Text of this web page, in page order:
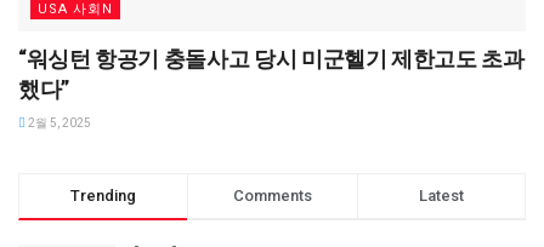
USA 사회N
“워싱턴 항공기 충돌사고 당시 미군헬기 제한고도 초과
했다”
2월 5, 2025
Trending Comments Latest